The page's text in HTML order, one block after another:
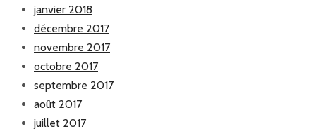
janvier 2018
décembre 2017
novembre 2017
octobre 2017
septembre 2017
août 2017
juillet 2017